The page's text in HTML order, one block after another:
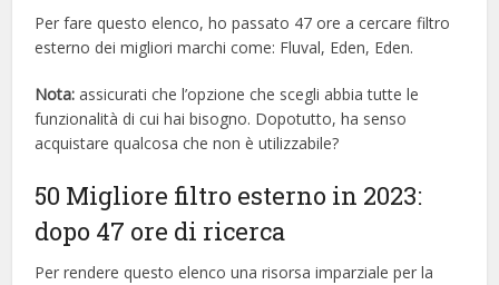
Per fare questo elenco, ho passato 47 ore a cercare filtro
esterno dei migliori marchi come: Fluval, Eden, Eden.
Nota: assicurati che l’opzione che scegli abbia tutte le
funzionalità di cui hai bisogno. Dopotutto, ha senso
acquistare qualcosa che non è utilizzabile?
50 Migliore filtro esterno in 2023:
dopo 47 ore di ricerca
Per rendere questo elenco una risorsa imparziale per la